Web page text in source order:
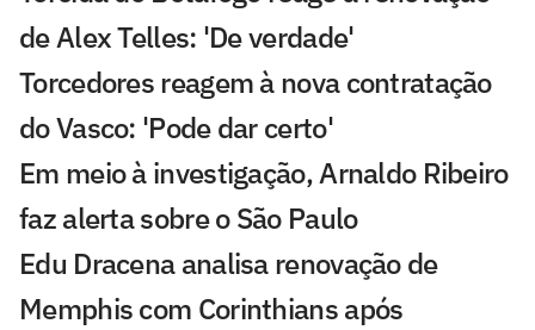
de Alex Telles: 'De verdade'
Torcedores reagem à nova contratação
do Vasco: 'Pode dar certo'
Em meio à investigação, Arnaldo Ribeiro
faz alerta sobre o São Paulo
Edu Dracena analisa renovação de
Memphis com Corinthians após